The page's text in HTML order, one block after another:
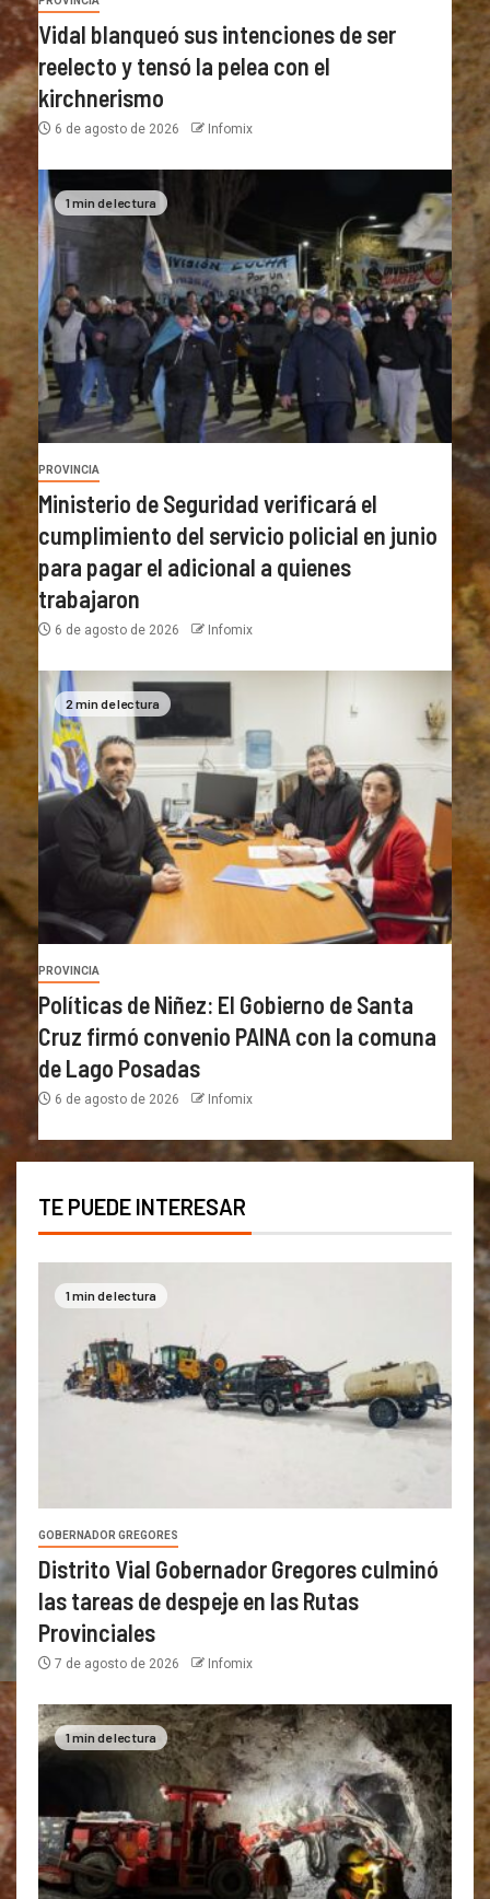
Vidal blanqueó sus intenciones de ser
reelecto y tensó la pelea con el
kirchnerismo
6 de agosto de 2026 Infomix
1 min de lectura
PROVINCIA
Ministerio de Seguridad verificará el
cumplimiento del servicio policial en junio
para pagar el adicional a quienes
trabajaron
6 de agosto de 2026 Infomix
2 min de lectura
PROVINCIA
Políticas de Niñez: El Gobierno de Santa
Cruz firmó convenio PAINA con la comuna
de Lago Posadas
6 de agosto de 2026 Infomix
TE PUEDE INTERESAR
1 min de lectura
GOBERNADOR GREGORES
Distrito Vial Gobernador Gregores culminó
las tareas de despeje en las Rutas
Provinciales
7 de agosto de 2026 Infomix
1 min de lectura